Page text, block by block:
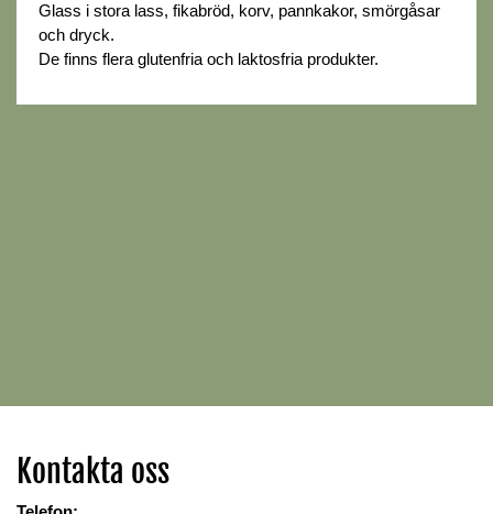
Glass i stora lass, fikabröd, korv, pannkakor, smörgåsar
och dryck.
De finns flera glutenfria och laktosfria produkter.
Kontakta oss